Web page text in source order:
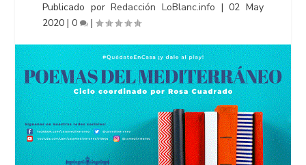
Publicado porRedacción LoBlanc.info |02 May
2020 |0 |